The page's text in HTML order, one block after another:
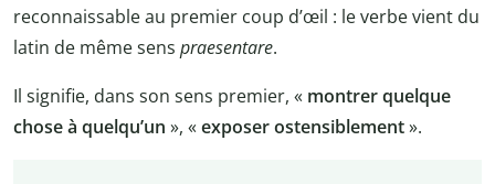
reconnaissable au premier coup d’œil : le verbe vient du
latin de même sens praesentare.
Il signifie, dans son sens premier, « montrer quelque
chose à quelqu’un », «exposer ostensiblement».